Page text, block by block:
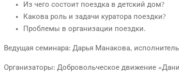
Из чего состоит поездка в детский дом?
Какова роль и задачи куратора поездки?
Проблемы в организации поездки.
Ведущая семинара: Дарья Манакова,
Организаторы: Добровольческое движение